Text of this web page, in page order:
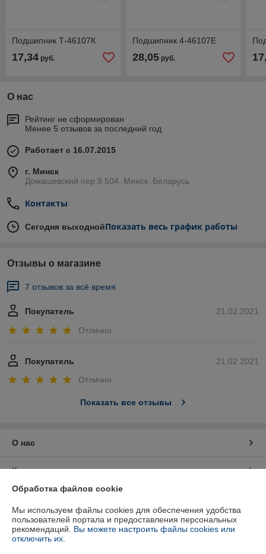
Подшипник Т-46107К
17,34 руб.
Подшипник 4-46107Е
28,05руб.
О нас
Рейтинг не сформирован
Менее 5 отзывов за последний год
Работает с 16.07.2015
г. Минск
Домашевский пер.9 504, Минск, Беларусь
Контакты
Сегодня выходнойПоказать весь график работы
Отзывы о магазине
7 отзывов за всё время
21.02.2021
Покупатель
Отлично
21.02.2021
Покупатель
Отлично
Показать все отзывы
О нас
Контакты
График работы
Обработка файлов cookie
Мы используем файлы cookies для обеспечения удобства
пользователей портала и предоставления персональных
рекомендаций. Вы можете настроить файлы cookies или
отключить их.